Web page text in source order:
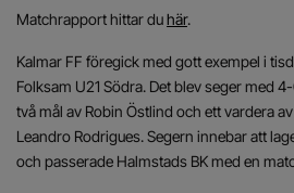
Matchrapport hittar duhär.
Kalmar FF föregick med gott exempel i
Folksam U21 Södra. Det blev seger med
två mål av Robin Östlind och ett vardera
Leandro Rodrigues. Segern innebar att
och passerade Halmstads BK med en